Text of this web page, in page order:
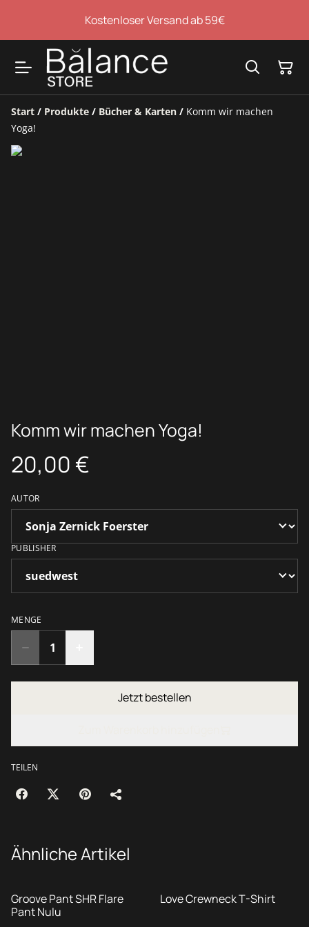
Kostenloser Versand ab 59€
Start / Produkte / Bücher & Karten / Komm wir machen
Yoga!
Komm wir machen Yoga!
20,00 €
AUTOR
PUBLISHER
MENGE
Jetzt bestellen
TEILEN
Ähnliche Artikel
Groove Pant SHR Flare
Pant Nulu
Love Crewneck T-Shirt